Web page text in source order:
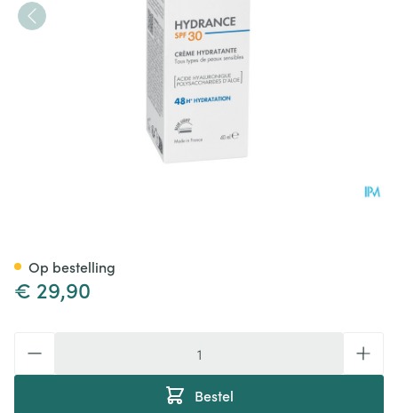
€ 29,90
Bestel
Op bestelling